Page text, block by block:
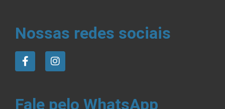
Nossas redes sociais
Fale pelo WhatsApp